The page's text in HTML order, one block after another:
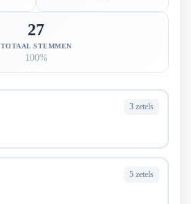
27
TOTAAL STEMMEN
100%
3 zetels
5 zetels